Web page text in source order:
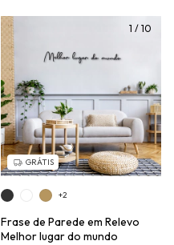
1 / 10
GRÁTIS
Frase de Parede em Relevo
Melhor lugar do mundo
+2